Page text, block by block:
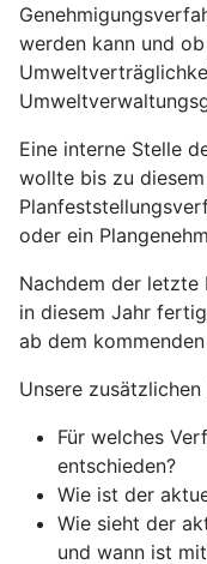
werden kann und
Eine interne Stelle
wollte bis zu
oder ein
Nachdem der letzte
in diesem Jahr
ab dem
Unsere zusätzlichen
Für welches
entschieden?
Wie ist der
Wie sieht der
und wann ist